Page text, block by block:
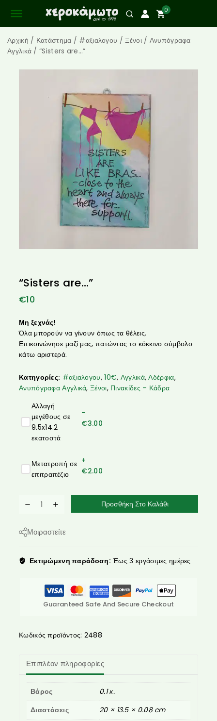
0
Αρχική / Κατάστημα / #αξιαλογου / Ξένοι / Ανυπόγραφα
Αγγλικά / “Sisters are…”
“Sisters are…”
€10
Μη ξεχνάς!
Όλα μπορούν να γίνουν όπως τα θέλεις.
Επικοινώνησε μαζί μας, πατώντας το κόκκινο σύμβολο
κάτω αριστερά.
Κατηγορίες: #αξιαλογου,10€, Αγγλικά,Αδέρφια,
Ανυπόγραφα Αγγλικά,Ξένοι, Πινακίδες – Κάδρα
Αλλαγή
μεγέθους σε
9.5x14.2
εκατοστά
-
€3.00
Μετατροπή σε
επιτραπέζιο
+
€2.00
Προσθήκη Στο Καλάθι
Μοιραστείτε
Εκτιμώμενη παράδοση: Έως 3 εργάσιμες ημέρες
Guaranteed Safe And Secure Checkout
Κωδικός προϊόντος: 2488
Επιπλέον πληροφορίες
Βάρος
0.1 κ.
Διαστάσεις
20 × 13.5 × 0.08 cm